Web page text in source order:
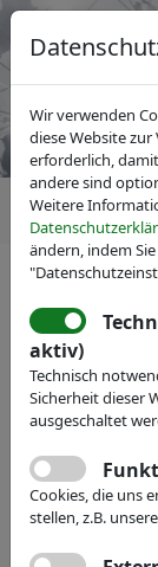
IVAM
Chilas
Webseite
Wir verwenden
diese Website
erforderlich,
andere sind
Weitere
ändern, indem
aktiv)
Technisch
Sicherheit dieser
ausgeschaltet
Cookies, die uns
stellen, z.B.